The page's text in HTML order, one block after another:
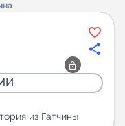
из Гатчины